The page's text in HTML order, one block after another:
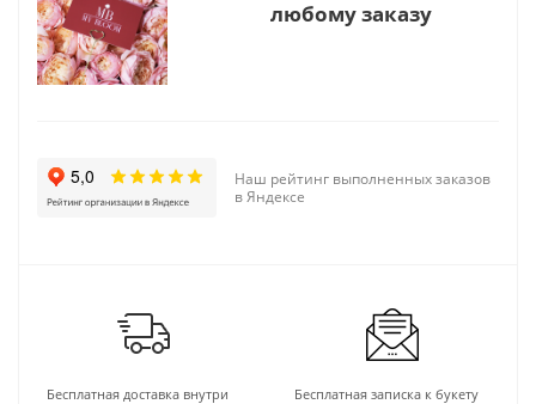
любому заказу
Наш рейтинг выполненных заказов
в Яндексе
Бесплатная доставка внутри
Бесплатная записка к букету